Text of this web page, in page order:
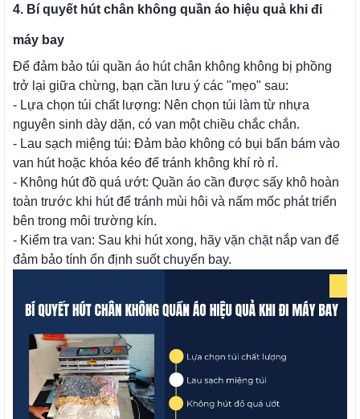
4. Bí quyết hút chân không quần áo hiệu quả khi đi
máy bay
Để đảm bảo túi quần áo hút chân không không bị phồng
trở lại giữa chừng, bạn cần lưu ý các "mẹo" sau:
- Lựa chọn túi chất lượng: Nên chọn túi làm từ nhựa
nguyên sinh dày dặn, có van một chiều chắc chắn.
- Lau sạch miệng túi: Đảm bảo không có bụi bẩn bám vào
van hút hoặc khóa kéo để tránh không khí rò rỉ.
- Không hút đồ quá ướt: Quần áo cần được sấy khô hoàn
toàn trước khi hút để tránh mùi hôi và nấm mốc phát triển
bên trong môi trường kín.
- Kiểm tra van: Sau khi hút xong, hãy vặn chặt nắp van để
đảm bảo tính ổn định suốt chuyến bay.